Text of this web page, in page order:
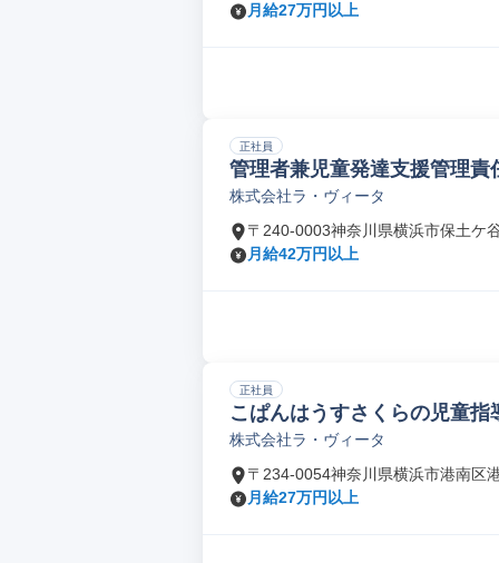
月給27万円以上
正社員
管理者兼児童発達支援管理責
株式会社ラ・ヴィータ
〒240-0003神奈川県横浜市保土ケ
月給42万円以上
正社員
こぱんはうすさくらの児童指
株式会社ラ・ヴィータ
〒234-0054神奈川県横浜市港南区
月給27万円以上